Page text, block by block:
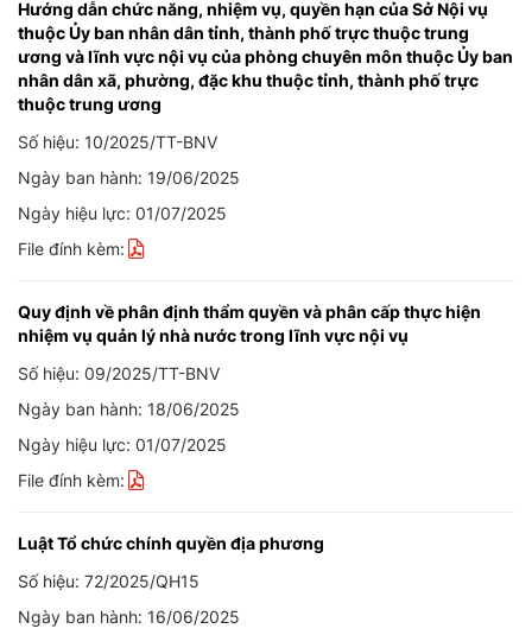
Hướng dẫn chức năng, nhiệm vụ, quyền hạn của Sở Nội vụ
thuộc Ủy ban nhân dân tỉnh, thành phố trực thuộc trung
ương và lĩnh vực nội vụ của phòng chuyên môn thuộc Ủy ban
nhân dân xã, phường, đặc khu thuộc tỉnh, thành phố trực
thuộc trung ương
Số hiệu: 10/2025/TT-BNV
Ngày ban hành: 19/06/2025
Ngày hiệu lực: 01/07/2025
File đính kèm:
Quy định về phân định thẩm quyền và phân cấp thực hiện
nhiệm vụ quản lý nhà nước trong lĩnh vực nội vụ
Số hiệu: 09/2025/TT-BNV
Ngày ban hành: 18/06/2025
Ngày hiệu lực: 01/07/2025
File đính kèm:
Luật Tổ chức chính quyền địa phương
Số hiệu: 72/2025/QH15
Ngày ban hành: 16/06/2025